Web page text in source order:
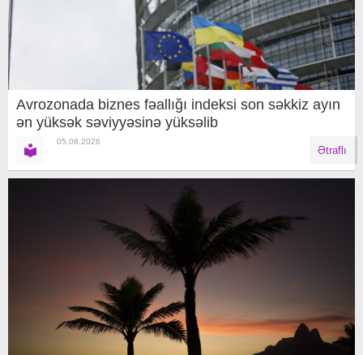
Avrozonada biznes fəallığı indeksi son səkkiz ayın
ən yüksək səviyyəsinə yüksəlib
05.08.2026
Ətraflı